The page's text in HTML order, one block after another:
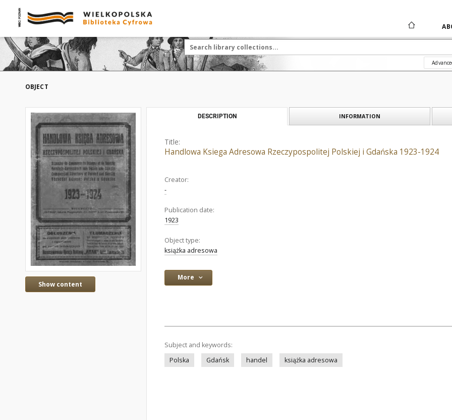
OBJECT
Show content
DESCRIPTION INFORMATION
Title:
Handlowa Ksiega Adresowa Rzeczypospolitej Polskiej i Gdańska 1923-1924
Creator:
-
Publication date:
1923
Object type:
książka adresowa
More
Subject and keywords:
Polska
Gdańsk handel książka adresowa